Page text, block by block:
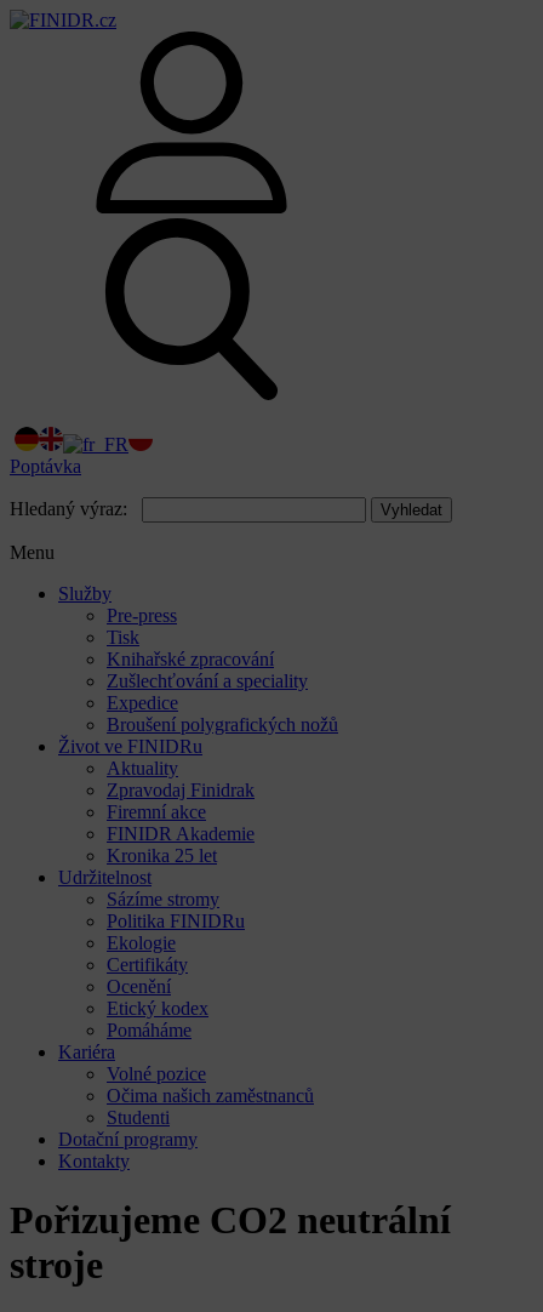
Poptávka
Hledaný výraz: Vyhledat
Menu
Služby
Pre-press
Tisk
Knihařské zpracování
Zušlechťování a speciality
Expedice
Broušení polygrafických nožů
Život ve FINIDRu
Aktuality
Zpravodaj Finidrak
Firemní akce
FINIDR Akademie
Kronika 25 let
Udržitelnost
Sázíme stromy
Politika FINIDRu
Ekologie
Certifikáty
Ocenění
Etický kodex
Pomáháme
Kariéra
Volné pozice
Očima našich zaměstnanců
Studenti
Dotační programy
Kontakty
Pořizujeme CO2 neutrální
stroje